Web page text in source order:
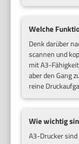
Welche
Denk darüber
scannen und
mit A3-
aber den Gang
reine
Wie wichtig
A3-Drucker